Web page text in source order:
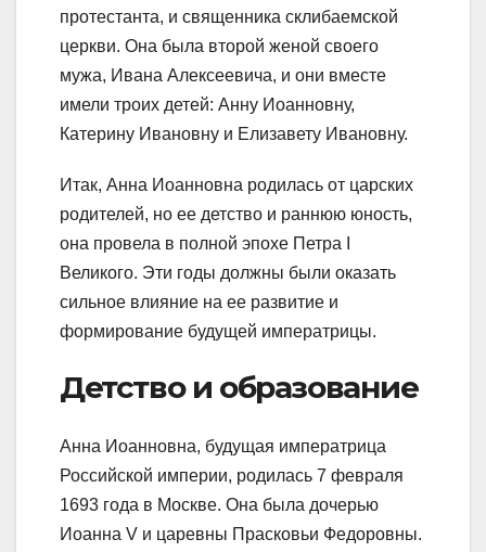
протестанта, и священника склибаемской
церкви. Она была второй женой своего
мужа, Ивана Алексеевича, и они вместе
имели троих детей: Анну Иоанновну,
Катерину Ивановну и Елизавету Ивановну.
Итак, Анна Иоанновна родилась от царских
родителей, но ее детство и раннюю юность,
она провела в полной эпохе Петра I
Великого. Эти годы должны были оказать
сильное влияние на ее развитие и
формирование будущей императрицы.
Детство и образование
Анна Иоанновна, будущая императрица
Российской империи, родилась 7 февраля
1693 года в Москве. Она была дочерью
Иоанна V и царевны Прасковьи Федоровны.